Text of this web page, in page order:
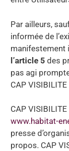
Par ailleurs,
informée de
manifestement
l’article 5des
pas agi
CAP
CAP
www.habitat-
presse
propos. CAP